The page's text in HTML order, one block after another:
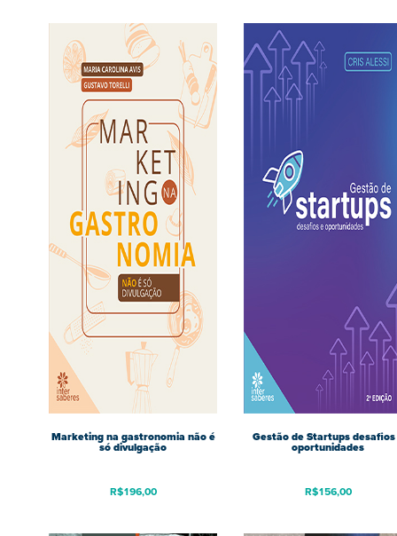
Marketing na gastronomia não é
só divulgação
R$196,00
Gestão de Startups desafios
oportunidades
R$156,00